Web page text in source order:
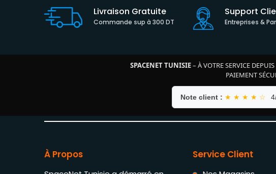
Livraison Gratuite
Commande sup à 300 DT
Support
Entreprises &
SPACENET TUNISIE– À VOTRE SERVICE DEPUIS
PAIEMENT
Note client : ★ ★ ★ ★ ☆
À Propos Service Client